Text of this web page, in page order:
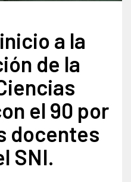
a la
de la
el 90 por
docentes
SNI.